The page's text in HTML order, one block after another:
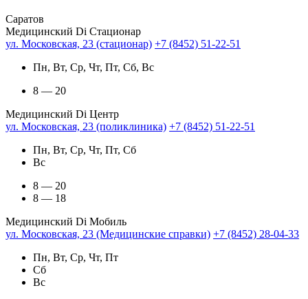
Саратов
Медицинский Di Стационар
ул. Московская, 23 (стационар) +7 (8452) 51-22-51
Пн, Вт, Ср, Чт, Пт, Сб, Вс
8 — 20
Медицинский Di Центр
ул. Московская, 23 (поликлиника) +7 (8452) 51-22-51
Пн, Вт, Ср, Чт, Пт, Сб
Вс
8 — 20
8 — 18
Медицинский Di Мобиль
ул. Московская, 23 (Медицинские справки) +7 (8452) 28-04-33
Пн, Вт, Ср, Чт, Пт
Сб
Вс